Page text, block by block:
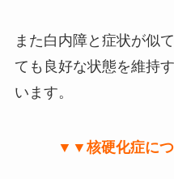
また白内障と症状が似
ても良好な状態を維持
います。
▼▼核硬化症に